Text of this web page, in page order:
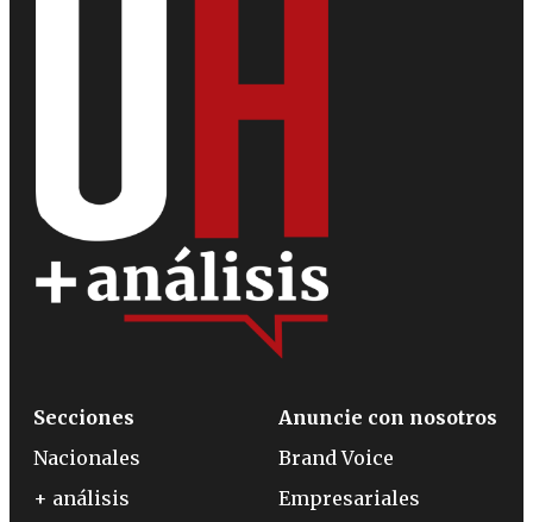
Secciones
Nacionales
+ análisis
Anuncie con nosotros
Brand Voice
Empresariales